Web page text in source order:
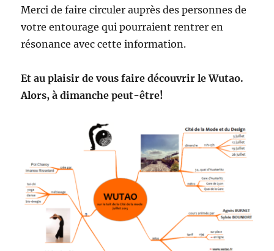
Merci de faire circuler auprès des personnes de
votre entourage qui pourraient rentrer en
résonance avec cette information.
Et au plaisir de vous faire découvrir le Wutao.
Alors, à dimanche peut-être!